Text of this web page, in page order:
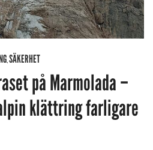
,SÄKERHET
på Marmolada –
klättring farligare